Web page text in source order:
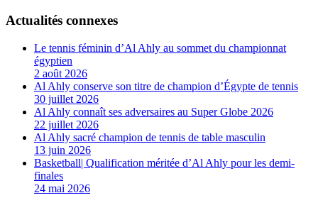
Actualités connexes
Le tennis féminin d’Al Ahly au sommet du championnat
égyptien
2 août 2026
Al Ahly conserve son titre de champion d’Égypte de tennis
30 juillet 2026
Al Ahly connaît ses adversaires au Super Globe 2026
22 juillet 2026
Al Ahly sacré champion de tennis de table masculin
13 juin 2026
Basketball| Qualification méritée d’Al Ahly pour les demi-
finales
24 mai 2026